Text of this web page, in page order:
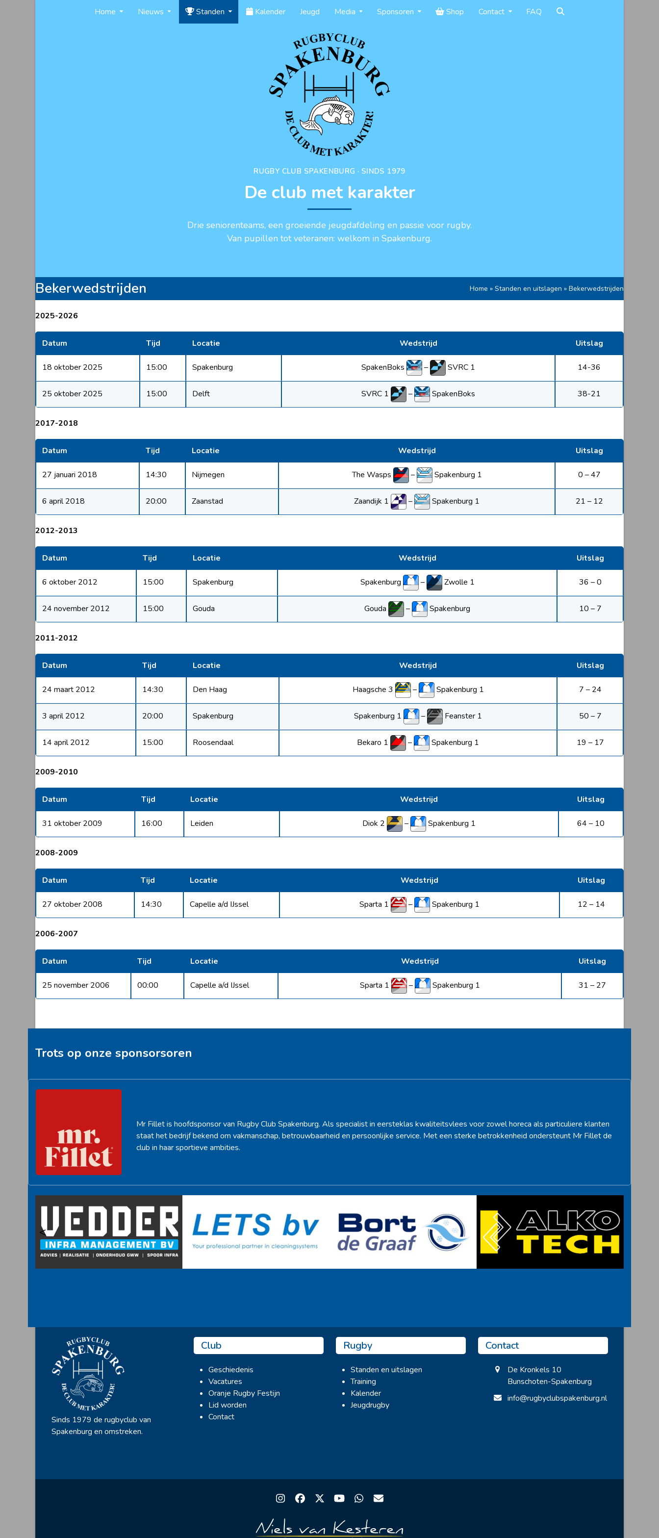
Home Nieuws Standen Kalender Jeugd Media Sponsoren Shop Contact FAQ
RUGBY CLUB SPAKENBURG · SINDS 1979
De club met karakter
Drie seniorenteams, een groeiende jeugdafdeling en passie voor rugby.
Van pupillen tot veteranen: welkom in Spakenburg.
Bekerwedstrijden Home » Standen en uitslagen » Bekerwedstrijden
2025-2026
Datum Tijd Locatie Wedstrijd Uitslag
18 oktober 2025 15:00 Spakenburg SpakenBoks – SVRC 1 14-36
25 oktober 2025 15:00 Delft SVRC 1 – SpakenBoks 38-21
2017-2018
Datum Tijd Locatie Wedstrijd Uitslag
27 januari 2018 14:30 Nijmegen The Wasps – Spakenburg 1 0 – 47
6 april 2018 20:00 Zaanstad Zaandijk 1 – Spakenburg 1 21 – 12
2012-2013
Datum Tijd Locatie Wedstrijd Uitslag
6 oktober 2012 15:00 Spakenburg Spakenburg – Zwolle 1 36 – 0
24 november 2012 15:00 Gouda Gouda – Spakenburg 10 – 7
2011-2012
Datum Tijd Locatie Wedstrijd Uitslag
24 maart 2012 14:30 Den Haag Haagsche 3 – Spakenburg 1 7 – 24
3 april 2012 20:00 Spakenburg Spakenburg 1 – Feanster 1 50 – 7
14 april 2012 15:00 Roosendaal Bekaro 1 – Spakenburg 1 19 – 17
2009-2010
Datum Tijd Locatie Wedstrijd Uitslag
31 oktober 2009 16:00 Leiden Diok 2 – Spakenburg 1 64 – 10
2008-2009
Datum Tijd Locatie Wedstrijd Uitslag
27 oktober 2008 14:30 Capelle a/d IJssel Sparta 1 – Spakenburg 1 12 – 14
2006-2007
Datum Tijd Locatie Wedstrijd Uitslag
25 november 2006 00:00 Capelle a/d IJssel Sparta 1 – Spakenburg 1 31 – 27
Trots op onze sponsorsoren
Mr Fillet is hoofdsponsor van Rugby Club Spakenburg. Als specialist in eersteklas kwaliteitsvlees voor zowel horeca als particuliere klanten
staat het bedrijf bekend om vakmanschap, betrouwbaarheid en persoonlijke service. Met een sterke betrokkenheid ondersteunt Mr Fillet de
club in haar sportieve ambities.
< >
Sinds 1979 de rugbyclub van
Spakenburg en omstreken.
Club
Geschiedenis
Vacatures
Oranje Rugby Festijn
Lid worden
Contact
Rugby
Standen en uitslagen
Training
Kalender
Jeugdrugby
Contact
De Kronkels 10
Bunschoten-Spakenburg
info@rugbyclubspakenburg.nl
Instagram
Facebook
TwitterYouTubeWhatsapp
Email